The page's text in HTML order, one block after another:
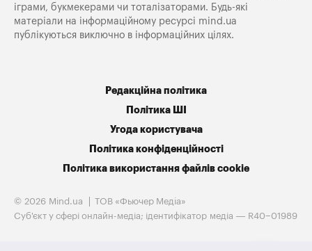
іграми, букмекерами чи тоталізаторами. Будь-які
матеріали на інформаційному ресурсі mind.ua
публікуються виключно в інформаційних цілях.
Редакційна політика
Політика ШІ
Угода користувача
Політика конфіденційності
Політика використання файлів cookie
© 2026 Mind.ua
ТОВ «Фьючер Медiа»
Cуб'єкт у сфері онлайн-медіа; ідентифікатор медіа — R40−01989